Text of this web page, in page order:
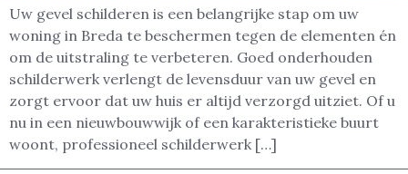
Uw gevel schilderen is een belangrijke stap om uw
woning in Breda te beschermen tegen de elementen én
om de uitstraling te verbeteren. Goed onderhouden
schilderwerk verlengt de levensduur van uw gevel en
zorgt ervoor dat uw huis er altijd verzorgd uitziet. Of u
nu in een nieuwbouwwijk of een karakteristieke buurt
woont, professioneel schilderwerk […]